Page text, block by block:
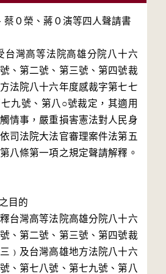
蔡０榮、蔣０演等四人聲請書
台灣高等法院高雄分院八十六
、第二號、第三號、第四號裁
法院八十六年度感裁字第七七
九號、第八○號裁定，其適用
情事，嚴重損害憲法對人民身
司法院大法官審理案件法第五
八條第一項之規定聲請解釋。
目的
台灣高等法院高雄分院八十六
、第二號、第三號、第四號裁
﹚及台灣高雄地方法院八十六
、第七八號、第七九號、第八